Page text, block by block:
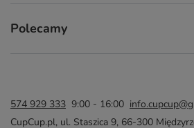
Polecamy
574 929 333 9:00 - 16:00
CupCup.pl, ul. Staszica 9, 66-300